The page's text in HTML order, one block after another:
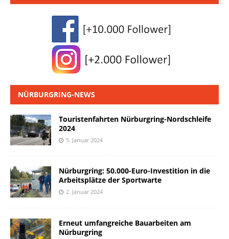
NÜRBURGRING-NEWS
Touristenfahrten Nürburgring-Nordschleife
2024
5. Januar 2024
Nürburgring: 50.000-Euro-Investition in die
Arbeitsplätze der Sportwarte
2. Januar 2024
Erneut umfangreiche Bauarbeiten am
Nürburgring